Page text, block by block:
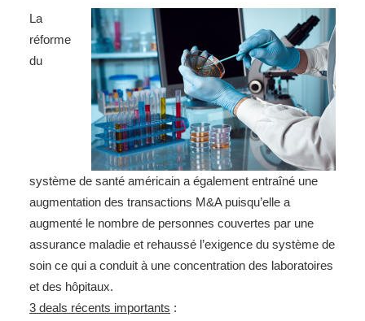
La
réforme
du
système de santé américain a également entraîné une
augmentation des transactions M&A puisqu’elle a
augmenté le nombre de personnes couvertes par une
assurance maladie et rehaussé l’exigence du système de
soin ce qui a conduit à une concentration des laboratoires
et des hôpitaux.
3 deals récents importants :